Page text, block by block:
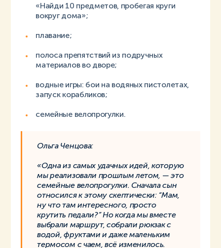
«Найди 10 предметов, пробегая круги
вокруг дома»;
плавание;
полоса препятствий из подручных
материалов во дворе;
водные игры: бои на водяных пистолетах,
запуск корабликов;
семейные велопрогулки.
Ольга Ченцова:
«Одна из самых удачных идей, которую
мы реализовали прошлым летом, — это
семейные велопрогулки. Сначала сын
относился к этому скептически: “Мам,
ну что там интересного, просто
крутить педали?” Но когда мы вместе
выбрали маршрут, собрали рюкзак с
водой, фруктами и даже маленьким
термосом с чаем, всё изменилось.